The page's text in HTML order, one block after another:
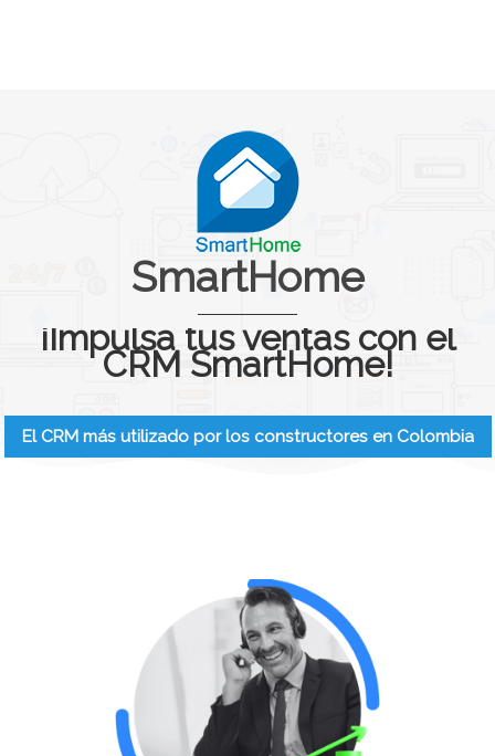
SmartHome
¡Impulsa tus ventas con el
CRM SmartHome!
El CRM más utilizado por los constructores en Colombia